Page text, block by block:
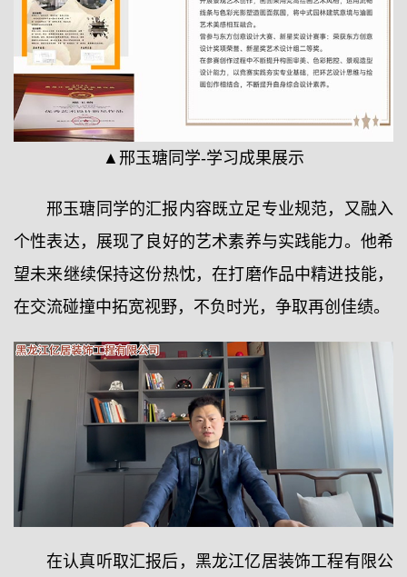
▲邢玉瑭同学-学习成果展示
邢玉瑭同学的汇报内容既立足专业规范，又融入
个性表达，展现了良好的艺术素养与实践能力。他希
望未来继续保持这份热忱，在打磨作品中精进技能，
在交流碰撞中拓宽视野，不负时光，争取再创佳绩。
在认真听取汇报后，黑龙江亿居装饰工程有限公